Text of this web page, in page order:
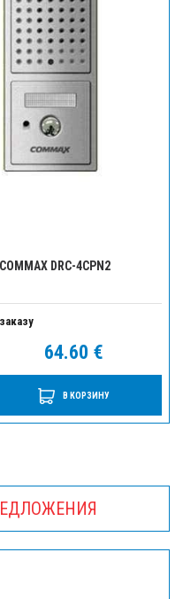
DRC-4CPN2
64.60 €
В КОРЗИНУ